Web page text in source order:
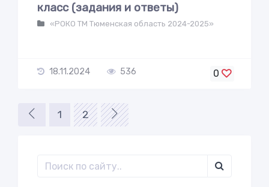
класс (задания и ответы)
«РОКО ТМ Тюменская область 2024-2025»
18.11.2024 536 0
1 2